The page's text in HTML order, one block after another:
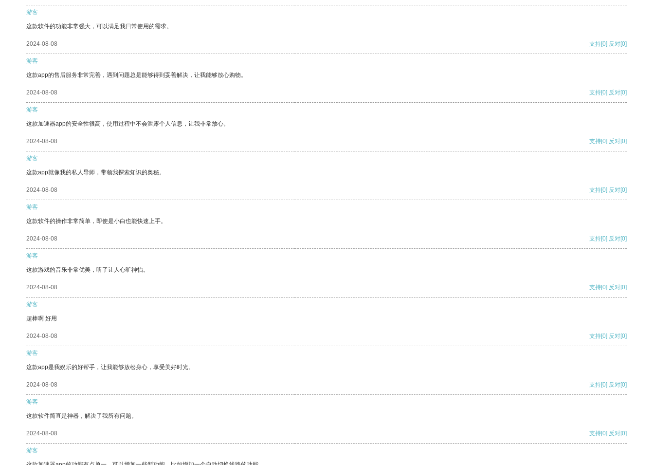
游客
这款软件的功能非常强大，可以满足我日常使用的需求。
2024-08-08 支持[0] 反对[0]
游客
这款app的售后服务非常完善，遇到问题总是能够得到妥善解决，让我能够放心购物。
2024-08-08 支持[0] 反对[0]
游客
这款加速器app的安全性很高，使用过程中不会泄露个人信息，让我非常放心。
2024-08-08 支持[0] 反对[0]
游客
这款app就像我的私人导师，带领我探索知识的奥秘。
2024-08-08 支持[0] 反对[0]
游客
这款软件的操作非常简单，即使是小白也能快速上手。
2024-08-08 支持[0] 反对[0]
游客
这款游戏的音乐非常优美，听了让人心旷神怡。
2024-08-08 支持[0] 反对[0]
游客
超棒啊 好用
2024-08-08 支持[0] 反对[0]
游客
这款app是我娱乐的好帮手，让我能够放松身心，享受美好时光。
2024-08-08 支持[0] 反对[0]
游客
这款软件简直是神器，解决了我所有问题。
2024-08-08 支持[0] 反对[0]
游客